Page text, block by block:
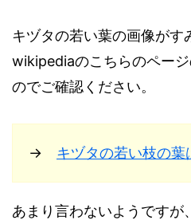
キヅタの若い葉の画像がす
wikipediaのこちらのペー
のでご確認ください。
→ キヅタの若い枝の葉
あまり言わないようですが